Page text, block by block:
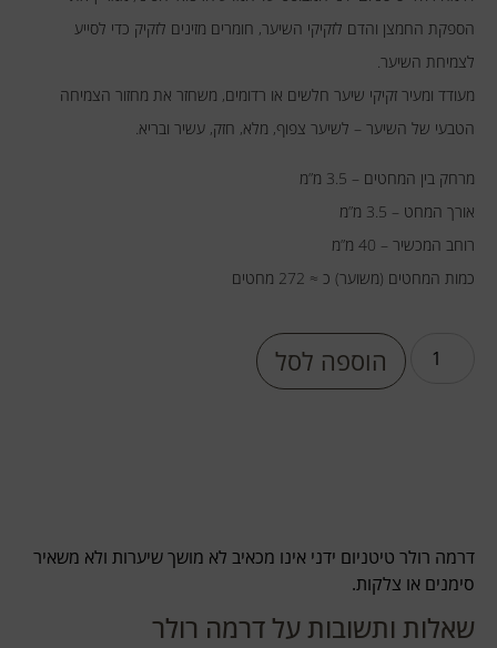
הספקת החמצן והדם לזקיקי השיער, חומרים מזינים לזקיק כדי לסייע
לצמיחת השיער.
מעודד ומעיר זקיקי שיער חלשים או רדומים, משחזר את מחזור הצמיחה
הטבעי של השיער – לשיער צפוף, מלא, חזק, עשיר ובריא.
מרחק בין המחטים – 3.5 מ”מ
אורך המחט – 3.5 מ”מ
רוחב המכשיר – 40 מ”מ
כמות המחטים (משוער) כ ≈ 272 מחטים
הוספה לסל
דרמה רולר טיטניום ידני אינו מכאיב לא מושך שיערות ולא משאיר
סימנים או צלקות.
שאלות ותשובות על דרמה רולר